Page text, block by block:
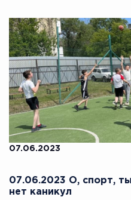
07.06.2023
07.06.2023 О, спорт,
нет каникул